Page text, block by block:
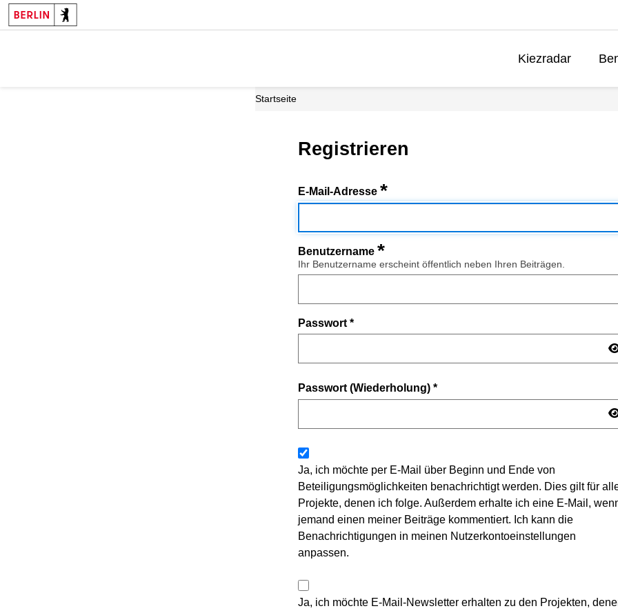
Kiezradar
Startseite
Registrieren
E-Mail-Adresse *
Benutzername *
Ihr Benutzername erscheint öffentlich neben Ihren Beiträgen.
Passwort *
Passwort (Wiederholung) *
Ja, ich möchte per E-Mail über Beginn und Ende von
Beteiligungsmöglichkeiten benachrichtigt werden. Dies gilt für
Projekte, denen ich folge. Außerdem erhalte ich eine E-Mail,
jemand einen meiner Beiträge kommentiert. Ich kann die
Benachrichtigungen in meinen Nutzerkontoeinstellungen
anpassen.
Ja, ich möchte E-Mail-Newsletter erhalten zu den Projekten,